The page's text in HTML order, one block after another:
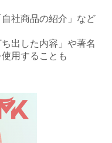
社商品の紹介」など
出した内容」や著名
用することも